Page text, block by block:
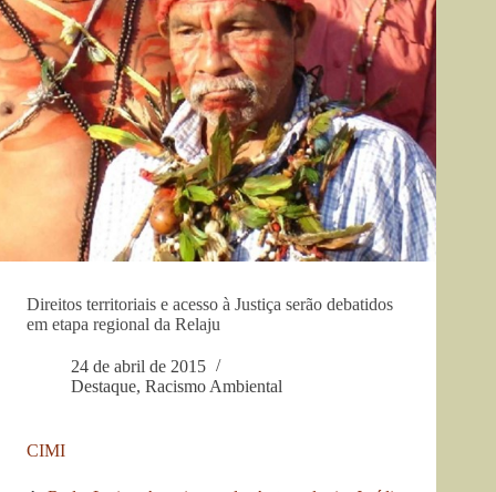
Direitos territoriais e acesso à Justiça serão debatidos
em etapa regional da Relaju
24 de abril de 2015
Destaque, Racismo Ambiental
CIMI